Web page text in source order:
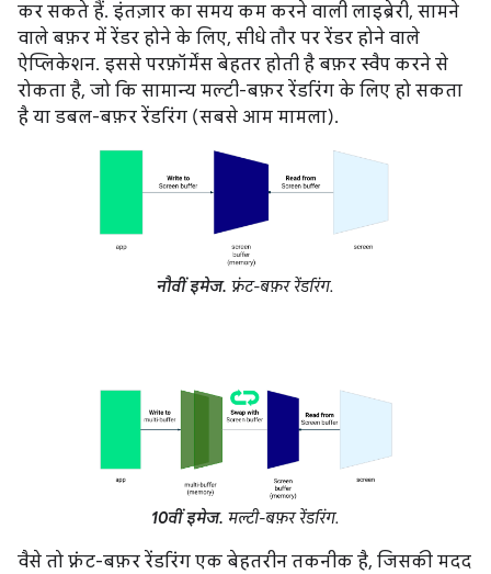
कर सकते हैं. इंतज़ार का समय कम करने वाली लाइब्रेरी, सामने
वाले बफ़र में रेंडर होने के लिए, सीधे तौर पर रेंडर होने वाले
ऐप्लिकेशन. इससे परफ़ॉर्मेंस बेहतर होती है बफ़र स्वैप करने से
रोकता है, जो कि सामान्य मल्टी-बफ़र रेंडरिंग के लिए हो सकता
है या डबल-बफ़र रेंडरिंग (सबसे आम मामला).
नौवीं इमेज. फ़्रंट-बफ़र रेंडरिंग.
10वीं इमेज. मल्टी-बफ़र रेंडरिंग.
वैसे तो फ़्रंट-बफ़र रेंडरिंग एक बेहतरीन तकनीक है, जिसकी मदद